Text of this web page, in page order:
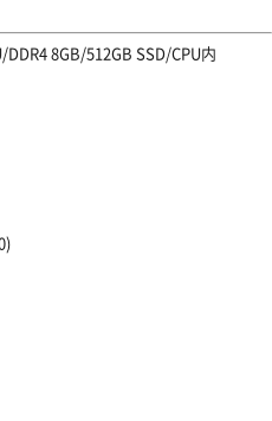
8GB/512GB SSD/CPU内